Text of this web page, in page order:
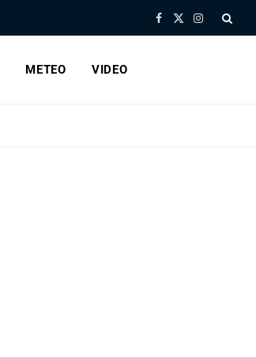
Facebook
X
Instagram
METEO VIDEO